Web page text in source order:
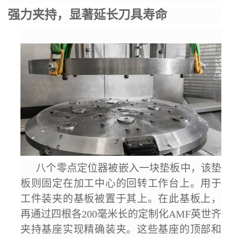
强力夹持，显著延长刀具寿命
八个零点定位器被嵌入一块垫板 中，该垫
板 则固定在加工中心的回转工作台上。用于
工件装夹的基板被置于其上。在此基板上，
再通过四根各200毫米长的定制化AMF英世齐
夹持基座实现精确装夹。这些基座的顶部和